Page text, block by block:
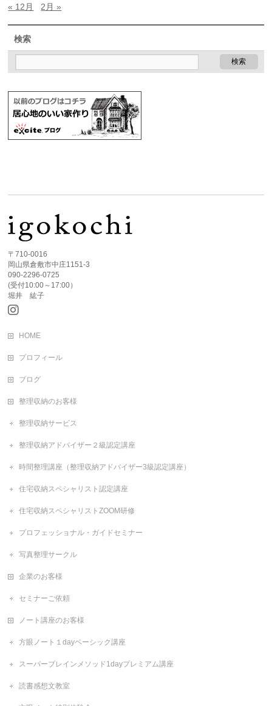
« 12月
2月 »
検索
〒710-0016
岡山県倉敷市中庄1151-3
090-2296-0725
(受付10:00～17:00）
堀井 紘子
HOME
プロフィール
ブログ
整理収納のお客様
整理収納サービス
整理収納アドバイザー２級認定講座
時間整理講座（整理収納アドバイザー3級認定講座）
住宅収納スペシャリスト認定講座
住宅収納スペシャリストZOOM研修
プロフェッショナル・ガイドセミナー
写真整理サークル
企業のお客様
セミナーご依頼
ノート講座のお客様
方眼ノート１dayベーシック講座
スーパーブレインメソッド1dayプレミアム講座
読書感想文教室